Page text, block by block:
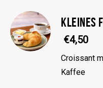
KLEINES
€4,50
Croissant
Kaffee